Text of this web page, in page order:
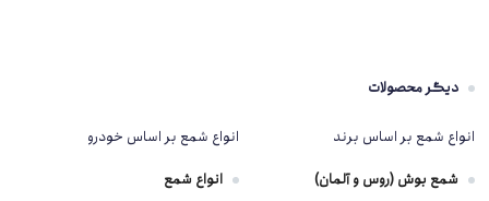
دیگر محصولات
انواع شمع بر اساس برند
شمع بوش (روس و آلمان)
انواع شمع بر اساس خودرو
انواع شمع